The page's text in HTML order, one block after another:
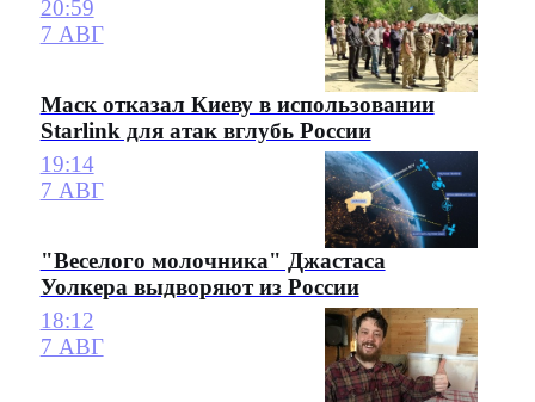
20:59
7 АВГ
Маск отказал Киеву в использовании
Starlink для атак вглубь России
19:14
7 АВГ
"Веселого молочника" Джастаса
Уолкера выдворяют из России
18:12
7 АВГ